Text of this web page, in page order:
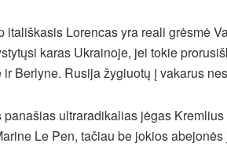
itališkasis Lorencas yra reali grėsmė
karas Ukrainoje, jei tokie
Berlyne. Rusija žygiuotų į vakarus
panašias ultraradikalias jėgas
Le Pen, tačiau be jokios